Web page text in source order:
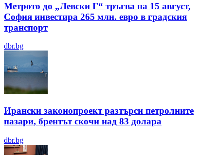
Метрото до „Левски Г“ тръгва на 15 август,
София инвестира 265 млн. евро в градския
транспорт
dbr.bg
Ирански законопроект разтърси петролните
пазари, брентът скочи над 83 долара
dbr.bg